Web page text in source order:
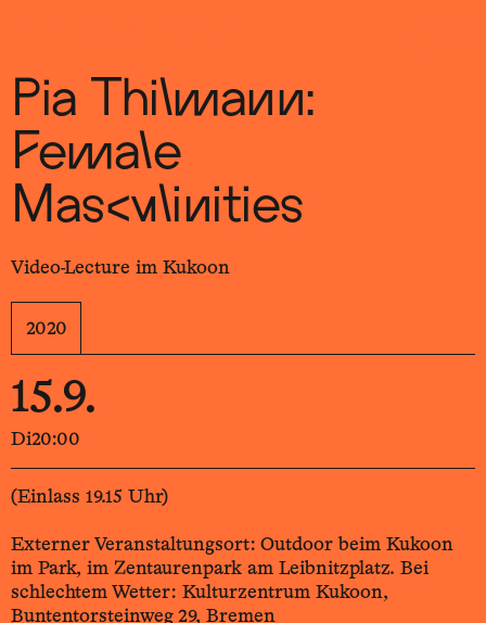
Pia Thilmann:
Female
Masculinities
Video-Lecture im Kukoon
2020
15.9.
Di20:00
(Einlass 19.15 Uhr)
Externer Veranstaltungsort: Outdoor beim Kukoon
im Park, im Zentaurenpark am Leibnitzplatz. Bei
schlechtem Wetter: Kulturzentrum Kukoon,
Buntentorsteinweg 29, Bremen